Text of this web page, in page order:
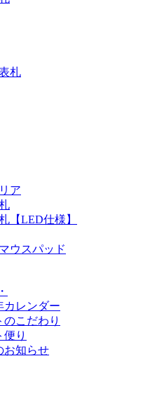
札
ア
【LED仕様】
ウスパッド
カレンダー
のこだわり
便り
お知らせ